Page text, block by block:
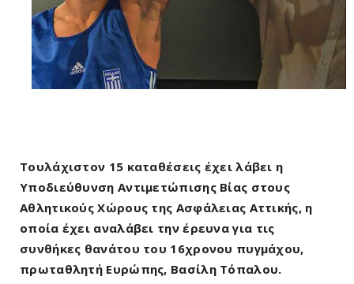
Τουλάχιστον 15 καταθέσεις έχει λάβει η
Υποδιεύθυνση Αντιμετώπισης Βίας στους
Αθλητικούς Χώρους της Ασφάλειας Αττικής, η
οποία έχει αναλάβει την έρευνα για τις
συνθήκες θανάτου του 16χρονου πυγμάχου,
πρωταθλητή Ευρώπης, Βασίλη Τόπαλου.